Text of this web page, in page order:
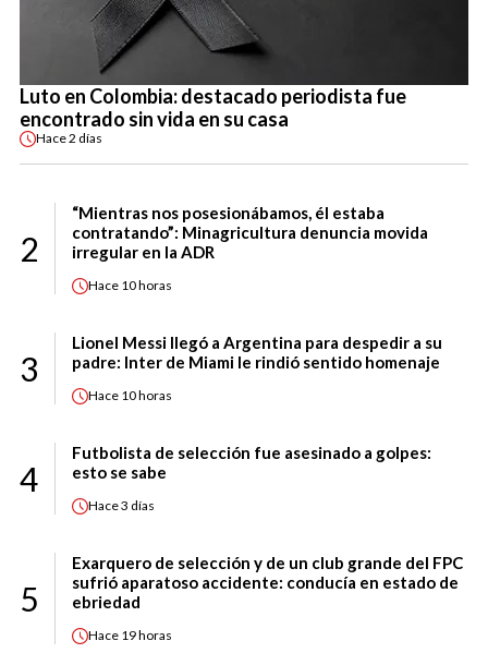
Luto en Colombia: destacado periodista fue
encontrado sin vida en su casa
Hace2 días
2
“Mientras nos posesionábamos, él estaba
contratando”: Minagricultura denuncia movida
irregular en la ADR
Hace 10 horas
3
Lionel Messi llegó a Argentina para despedir a su
padre: Inter de Miami le rindió sentido homenaje
Hace 10 horas
4
Futbolista de selección fue asesinado a golpes:
esto se sabe
Hace3 días
5
Exarquero de selección y de un club grande del FPC
sufrió aparatoso accidente: conducía en estado de
ebriedad
Hace 19 horas